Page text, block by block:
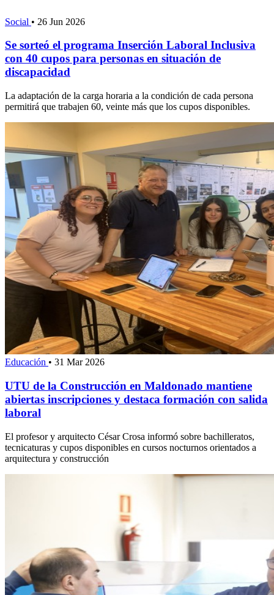
Social • 26 Jun 2026
Se sorteó el programa Inserción Laboral Inclusiva
con 40 cupos para personas en situación de
discapacidad
La adaptación de la carga horaria a la condición de cada persona
permitirá que trabajen 60, veinte más que los cupos disponibles.
Educación • 31 Mar 2026
UTU de la Construcción en Maldonado mantiene
abiertas inscripciones y destaca formación con salida
laboral
El profesor y arquitecto César Crosa informó sobre bachilleratos,
tecnicaturas y cupos disponibles en cursos nocturnos orientados a
arquitectura y construcción